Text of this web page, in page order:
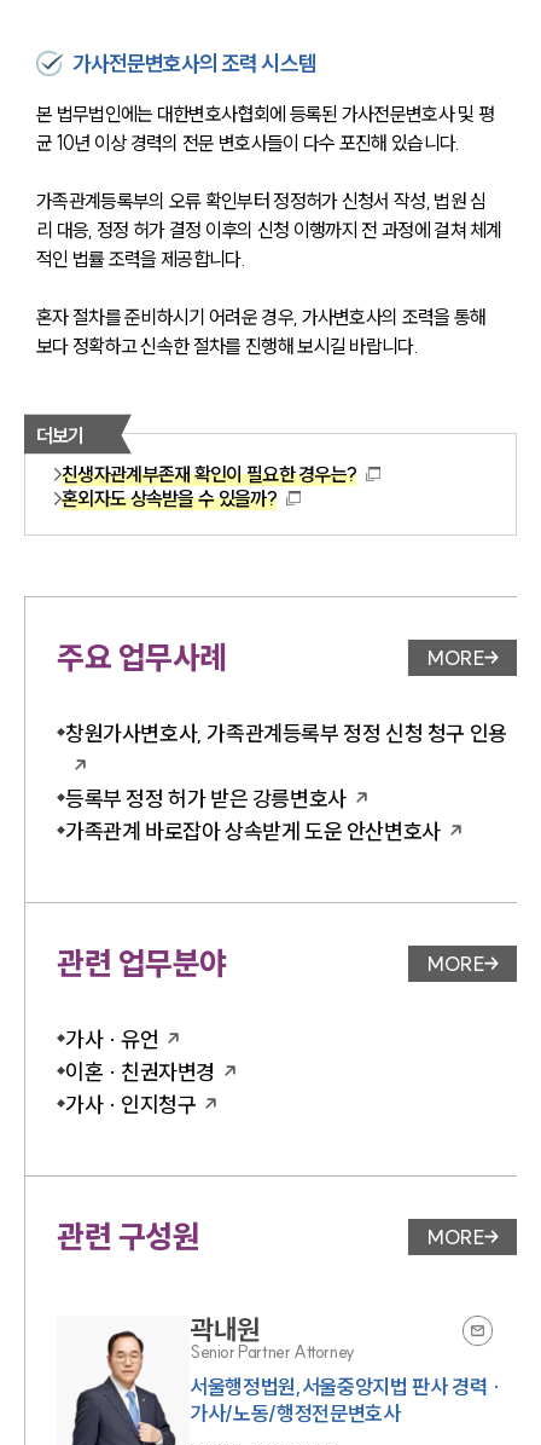
가사전문변호사의 조력 시스템
본 법무법인에는 대한변호사협회에 등록된 가사전문변호사 및 평
균 10년 이상 경력의 전문 변호사들이 다수 포진해 있습니다.
가족관계등록부의 오류 확인부터 정정허가 신청서 작성, 법원 심
리 대응, 정정 허가 결정 이후의 신청 이행까지 전 과정에 걸쳐 체계
적인 법률 조력을 제공합니다.
혼자 절차를 준비하시기 어려운 경우, 가사변호사의 조력을 통해
보다 정확하고 신속한 절차를 진행해 보시길 바랍니다.
더보기
친생자관계부존재 확인이 필요한 경우는?
혼외자도 상속받을 수 있을까?
주요 업무사례 업무사례
MORE
창원가사변호사, 가족관계등록부 정정 신청 청구 인용
등록부 정정 허가 받은 강릉변호사
가족관계 바로잡아 상속받게 도운 안산변호사
관련 업무분야 업무분야
MORE
가사 · 유언
이혼 · 친권자변경
가사 · 인지청구
관련 구성원 변호사 페
MORE
곽내원
Senior Partner Attorney
서울행정법원,서울중앙지법 판사 경력 ·
가사/노동/행정전문변호사